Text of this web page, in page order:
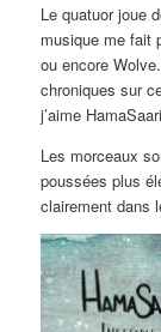
Le quatuor joue
musique me fait
ou encore
chroniques sur
j’aime
Les morceaux
poussées plus
clairement dans